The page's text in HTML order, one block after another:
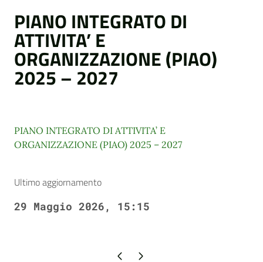
PIANO INTEGRATO DI
ATTIVITA’ E
ORGANIZZAZIONE (PIAO)
2025 – 2027
PIANO INTEGRATO DI ATTIVITA’ E
ORGANIZZAZIONE (PIAO) 2025 – 2027
Ultimo aggiornamento
29 Maggio 2026, 15:15
Pagina precedente
Pagina successiva